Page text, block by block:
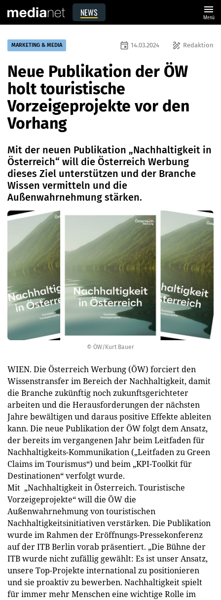
NEWS menu
Menü
© ÖW/Kurt Bauer
MARKETING & MEDIA draw Redaktion
event 14.03.2024
Neue Publikation der ÖW
holt touristische
Vorzeigeprojekte vor den
Vorhang
Mit der neuen Publikation „Nachhaltigkeit in
Österreich“ will die Österreich Werbung
dieses Ziel unterstützen und der Branche
Wissen vermitteln und die
Außenwahrnehmung stärken.
WIEN. Die Österreich Werbung (ÖW) forciert den
Wissenstransfer im Bereich der Nachhaltigkeit, damit
die Branche zukünftig noch zukunftsgerichteter
arbeiten und die Herausforderungen der nächsten
Jahre bewältigen und daraus positive Effekte ableiten
kann. Die neue Publikation der ÖW folgt dem Ansatz,
der bereits im vergangenen Jahr beim Leitfaden für
Nachhaltigkeits-Kommunikation („Leitfaden zu Green
Claims im Tourismus“) und beim „KPI-Toolkit für
Destinationen“ verfolgt wurde.
Mit „Nachhaltigkeit in Österreich. Touristische
Vorzeigeprojekte“ will die ÖW die
Außenwahrnehmung von touristischen
Nachhaltigkeitsinitiativen verstärken. Die Publikation
wurde im Rahmen der Eröffnungs-Pressekonferenz
auf der ITB Berlin vorab präsentiert. „Die Bühne der
ITB wurde nicht zufällig gewählt: Es ist unser Ansatz,
unsere Top-Projekte international zu positionieren
und sie proaktiv zu bewerben. Nachhaltigkeit spielt
für immer mehr Menschen eine wichtige Rolle im